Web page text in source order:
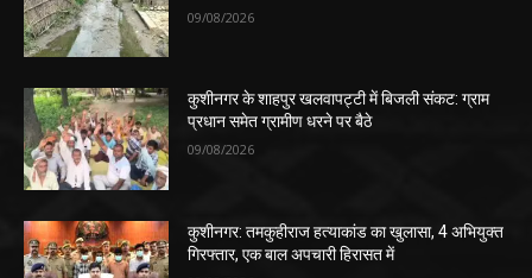
09/08/2026
कुशीनगर के शाहपुर खलवापट्टी में बिजली संकट: ग्राम
प्रधान समेत ग्रामीण धरने पर बैठे
09/08/2026
कुशीनगर: तमकुहीराज हत्याकांड का खुलासा, 4 अभियुक्त
गिरफ्तार, एक बाल अपचारी हिरासत में